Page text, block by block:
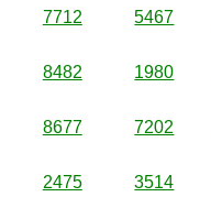
7712 5467
8482 1980
8677 7202
2475 3514